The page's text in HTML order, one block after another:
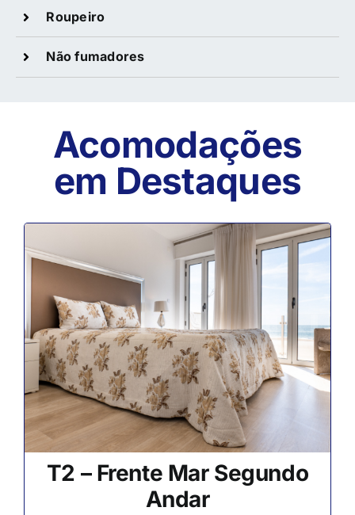
Roupeiro
Não fumadores
Acomodações
em Destaques
T2 – Frente Mar Segundo
Andar